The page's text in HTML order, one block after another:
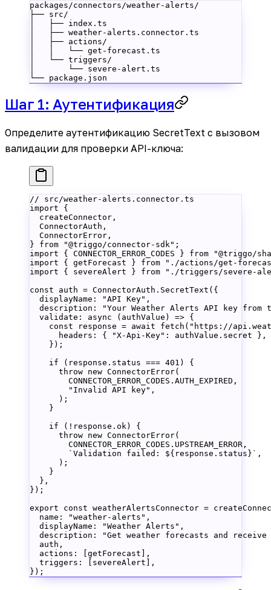
packages/connectors/weather-alerts/
├── src/
│   ├── index.ts
│   ├── weather-alerts.connector.ts
│   ├── actions/
│   │   └── get-forecast.ts
│   └── triggers/
│       └── severe-alert.ts
└── package.json
Шаг 1: Аутентификация
Определите аутентификацию SecretText с вызовом
валидации для проверки API-ключа:
// src/weather-alerts.connector.ts
import {
  createConnector,
  ConnectorAuth,
  ConnectorError,
} from "@triggo/connector-sdk" ;
import { CONNECTOR_ERROR_CODES } from "@triggo/
import { getForecast } from "./actions/get-
import { severeAlert } from "./triggers/severe-
const auth = ConnectorAuth. SecretText ({
  displayName
: "API Key" ,
  description
:
"Your Weather Alerts API key from
  validate
: async ( authValue ) => {
    const
response = await fetch ( "https://
      headers: {
"X-Api-Key" : authValue.secret },
    });
    if
(response.status === 401 ) {
      throw
new ConnectorError(
        CONNECTOR_ERROR_CODES
. AUTH_EXPIRED ,
        "Invalid API key"
,
      );
    }
    if
( ! response.ok) {
      throw
new ConnectorError(
        CONNECTOR_ERROR_CODES
. UPSTREAM_ERROR ,
        `Validation failed: ${
response . status }` ,
      );
    }
  },
});
export const weatherAlertsConnector =
  name:
"weather-alerts" ,
  displayName:
"Weather Alerts" ,
  description:
"Get weather forecasts and
  auth,
  actions: [getForecast],
  triggers: [severeAlert],
});